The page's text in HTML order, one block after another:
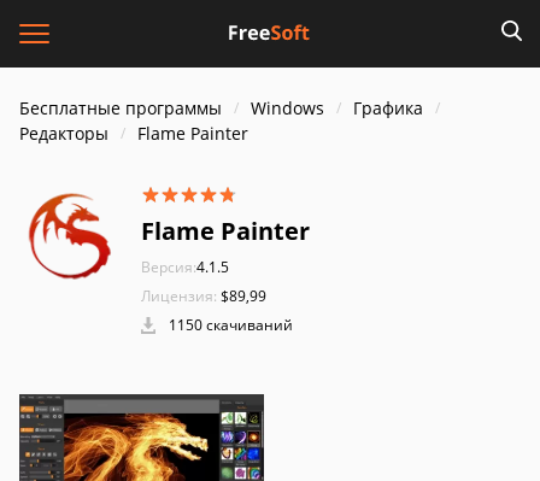
Бесплатные программы Windows
Графика
Редакторы
Flame Painter
Flame Painter
Версия:4.1.5
Лицензия: $89,99
1150 скачиваний